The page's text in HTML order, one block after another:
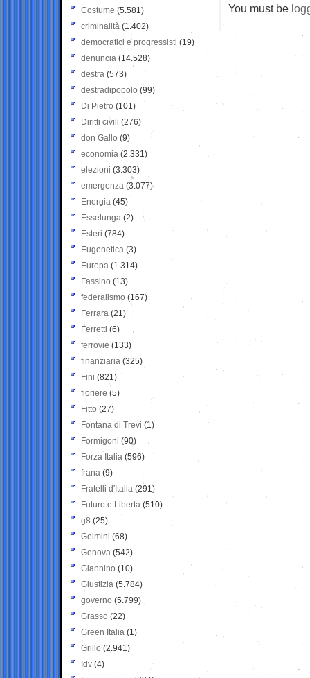
You must be
Costume (5.581)
criminalità (1.402)
democratici e progressisti (19)
denuncia (14.528)
destra (573)
destradipopolo (99)
Di Pietro (101)
Diritti civili (276)
don Gallo (9)
economia (2.331)
elezioni (3.303)
emergenza (3.077)
Energia (45)
Esselunga (2)
Esteri (784)
Eugenetica (3)
Europa (1.314)
Fassino (13)
federalismo (167)
Ferrara (21)
Ferretti (6)
ferrovie (133)
finanziaria (325)
Fini (821)
fioriere (5)
Fitto (27)
Fontana di Trevi (1)
Formigoni (90)
Forza Italia (596)
frana (9)
Fratelli d'Italia (291)
Futuro e Libertà (510)
g8 (25)
Gelmini (68)
Genova (542)
Giannino (10)
Giustizia (5.784)
governo (5.799)
Grasso (22)
Green Italia (1)
Grillo (2.941)
Idv (4)